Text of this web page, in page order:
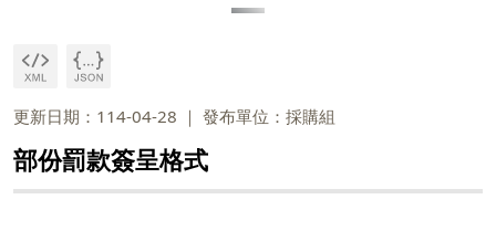
更新日期：114-04-28 發布單位：採購組
部份罰款簽呈格式